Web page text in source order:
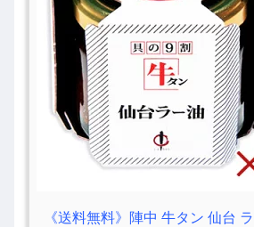
《送料無料》陣中 牛タン 仙台